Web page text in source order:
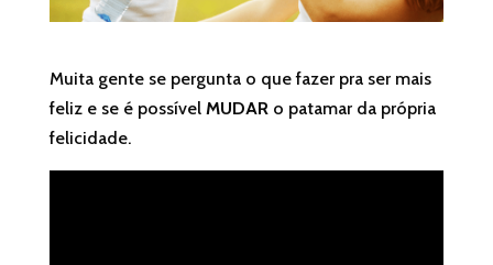
Muita gente se pergunta o que fazer pra ser mais
feliz e se é possível MUDARo patamar da própria
felicidade.